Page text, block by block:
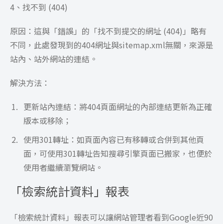
4、找不到 (404)
原因：這與「錯誤」的「找不到提交的網址 (404)」略有
不同，此處發現到的404網址與sitemap.xml無關，來源是
站內、站外網站的連結。
解決方法：
更新站內連結：將404頁面網址的內部連結更新為正確
版本或移除；
使用301轉址：如頁面內容已有移轉或合併到其他頁
面，可使用301轉址告知搜尋引擎頁面已搬家，也便於
使用者繼續瀏覽網站。
「檢索統計資料」報表
「檢索統計資料」報表可以讓網站管理者看到Google近90